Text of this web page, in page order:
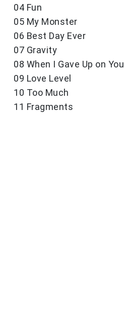
04 Fun
05 My Monster
06 Best Day Ever
07 Gravity
08 When I Gave Up on You
09 Love Level
10 Too Much
11 Fragments